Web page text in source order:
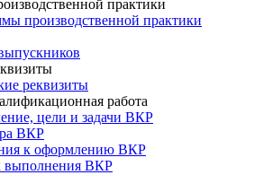
практики
производственной практики
реквизиты
работа
цели и задачи ВКР
ВКР
к оформлению ВКР
выполнения ВКР